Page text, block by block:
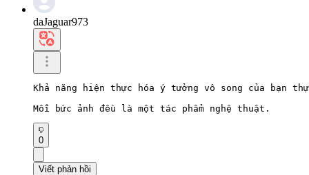
daJaguar973
Khả năng hiện thực hóa ý tưởng vô song của bạn
Mỗi bức ảnh đều là một tác phẩm nghệ thuật.
0
Viết phản hồi